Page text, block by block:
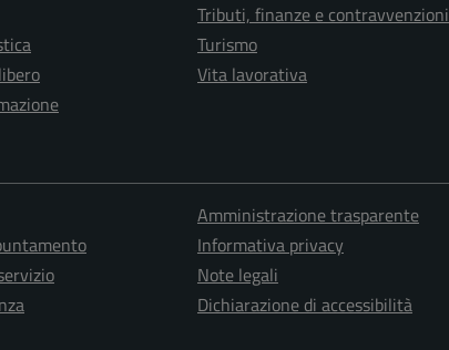
Tributi, finanze e contravvenzioni
Turismo
Vita lavorativa
Amministrazione trasparente
Informativa privacy
Note legali
Dichiarazione di accessibilità